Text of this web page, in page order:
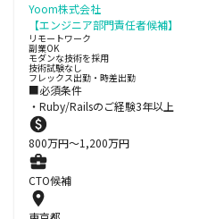
Yoom株式会社
【エンジニア部門責任者候補】
リモートワーク
副業OK
モダンな技術を採用
技術試験なし
フレックス出勤・時差出勤
■必須条件
・Ruby/Railsのご経験3年以上
800万円〜1,200万円
CTO候補